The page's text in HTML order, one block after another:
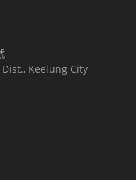
Keelung City